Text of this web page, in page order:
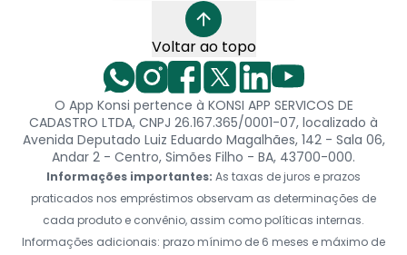
Voltar ao topo
O App Konsi pertence à KONSI APP SERVICOS DE
CADASTRO LTDA, CNPJ 26.167.365/0001-07, localizado à
Avenida Deputado Luiz Eduardo Magalhães, 142 - Sala 06,
Andar 2 - Centro, Simões Filho - BA, 43700-000.
Informações importantes: As taxas de juros e prazos
praticados nos empréstimos observam as determinações de
cada produto e convênio, assim como políticas internas.
Informações adicionais: prazo mínimo de 6 meses e máximo de